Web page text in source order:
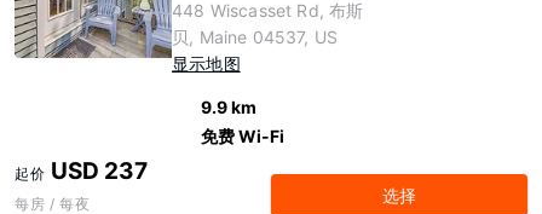
448 Wiscasset Rd, 布斯
贝, Maine 04537, US
显示地图
9.9 km
免费 Wi-Fi
起价 USD 237
每房 / 每夜 选择